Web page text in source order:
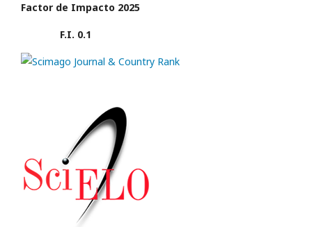
Factor de Impacto 2025
F.I. 0.1